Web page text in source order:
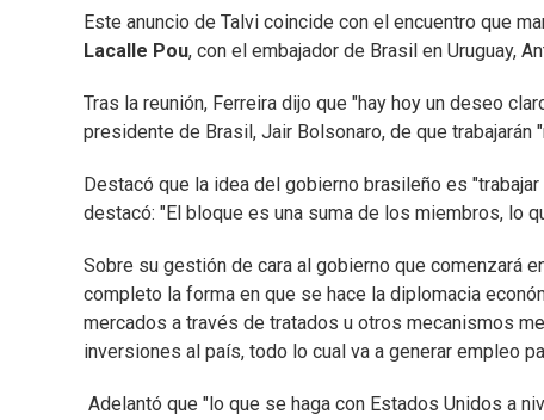
Este anuncio de Talvi coincide con el encuentro que
Lacalle Pou, con el embajador de Brasil en Uruguay,
Tras la reunión, Ferreira dijo que "hay hoy un deseo
presidente de Brasil, Jair Bolsonaro, de que
Destacó que la idea del gobierno brasileño es
destacó: "El bloque es una suma de los miembros, lo
Sobre su gestión de cara al gobierno que comenzará
completo la forma en que se hace la diplomacia
mercados a través de tratados u otros mecanismos
inversiones al país, todo lo cual va a generar empleo
Adelantó que "lo que se haga con Estados Unidos a